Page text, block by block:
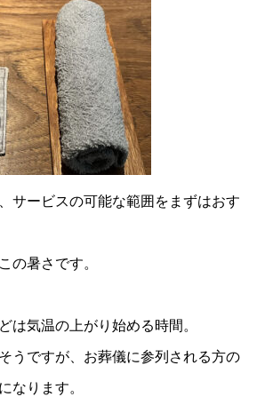
サービスの可能な範囲をまずはおす
の暑さです。
は気温の上がり始める時間。
うですが、お葬儀に参列される方の
なります。